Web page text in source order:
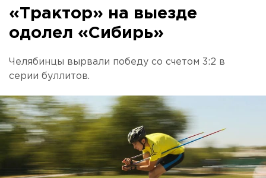
«Трактор» на выезде
одолел «Сибирь»
Челябинцы вырвали победу со счетом 3:2 в
серии буллитов.